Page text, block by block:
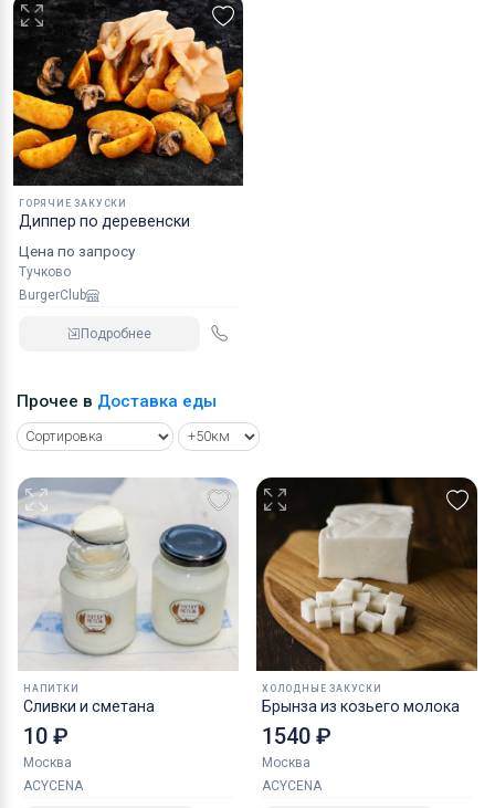
ГОРЯЧИЕ ЗАКУСКИ
Диппер по деревенски
Цена по запросу
Тучково
BurgerClub
Подробнее
Прочее в Доставка еды
НАПИТКИ
Сливки и сметана
10 ₽
Москва
ACYCENA
ХОЛОДНЫЕ ЗАКУСКИ
Брынза из козьего молока
1540 ₽
Москва
ACYCENA